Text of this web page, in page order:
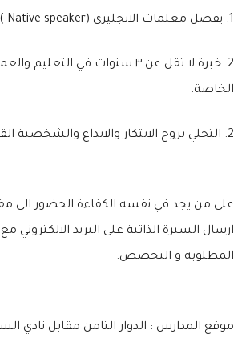
1. يفضل معلمات الانجليزي (Native speaker )
2. خبرة لا تقل عن ٣ سنوات في
الخاصة.
2. التحلي بروح الابتكار والابداع والشخصية القيادية.
على من يجد في نفسه الكفاءة الحضور الى
ارسال السيرة الذاتية على البريد الالكتروني
المطلوبة و التخصص.
موقع المدارس : الدوار الثامن مقابل نادي